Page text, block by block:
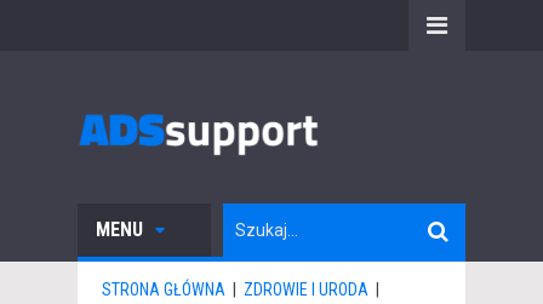
MENU
STRONA GŁÓWNA ZDROWIE I URODA